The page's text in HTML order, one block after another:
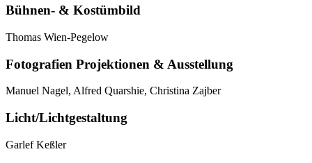
Bühnen- & Kostümbild
Thomas Wien-Pegelow
Fotografien Projektionen & Ausstellung
Manuel Nagel, Alfred Quarshie, Christina Zajber
Licht/Lichtgestaltung
Garlef Keßler